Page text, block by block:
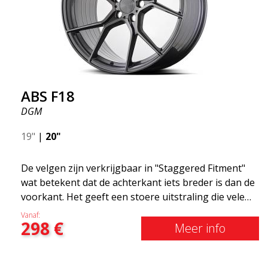
ABS F18
DGM
19" | 20"
De velgen zijn verkrijgbaar in "Staggered Fitment"
wat betekent dat de achterkant iets breder is dan de
voorkant. Het geeft een stoere uitstraling die velen
associëren met racen. (kan ook hetzelfde rond
krijgen) Met andere woorden, het ABS F18 zijn
velgen die je auto een iets sportievere uitstraling
Vanaf:
298€ Meer info